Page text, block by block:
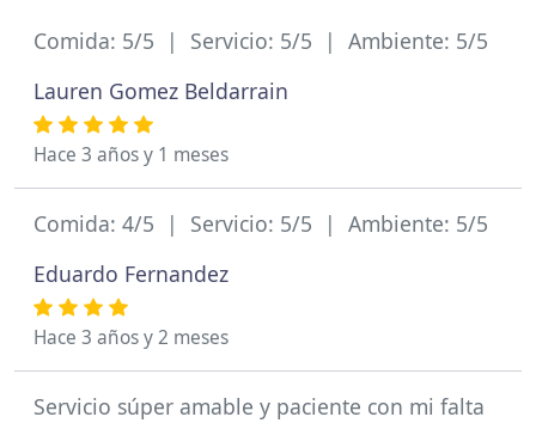
Comida: 5/5 | Servicio: 5/5 | Ambiente: 5/5
Lauren Gomez Beldarrain
Hace 3 años y 1 meses
Comida: 4/5 | Servicio: 5/5 | Ambiente: 5/5
Eduardo Fernandez
Hace 3 años y 2 meses
Servicio súper amable y paciente con mi falta